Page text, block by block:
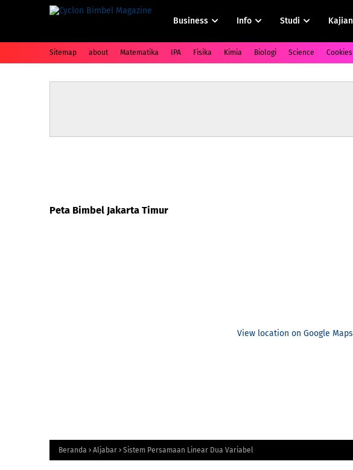
Business Info Studi Kajian
Sitemap about Matematika IPA Fisika Kimia Biologi Science
Peta Bimbel Jakarta Timur
View location on Google Maps
Beranda Aljabar Sistem Persamaan Linear Dua Variabel